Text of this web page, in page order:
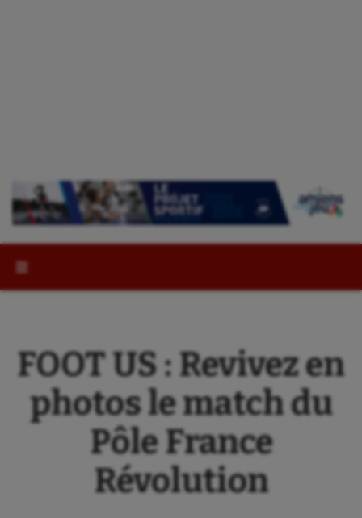
FOOT US : Revivez en
photos le match du
Pôle France
Révolution